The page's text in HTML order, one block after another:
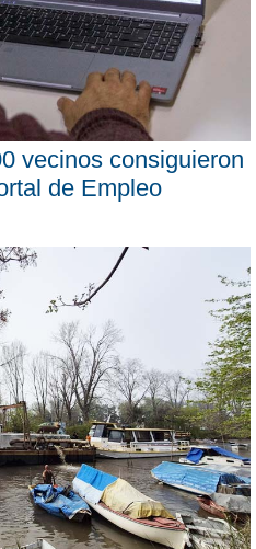
vecinos consiguieron
de Empleo